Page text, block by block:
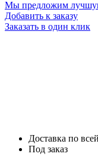
Мы предложим
Добавить к заказу
Заказать в один клик
Доставка по
Под заказ